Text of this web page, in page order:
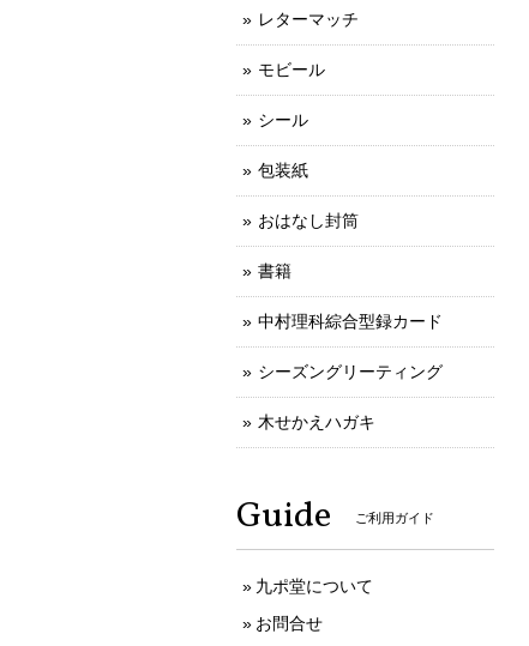
レターマッチ
モビール
シール
包装紙
おはなし封筒
書籍
中村理科綜合型録カード
シーズングリーティング
木せかえハガキ
Guide ご利用ガイド
九ポ堂について
お問合せ